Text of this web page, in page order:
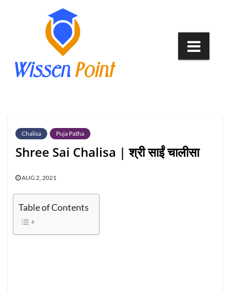
Chalisa Puja Patha
Shree Sai Chalisa | श्री साईं चालीसा
AUG 2, 2021
Table of Contents